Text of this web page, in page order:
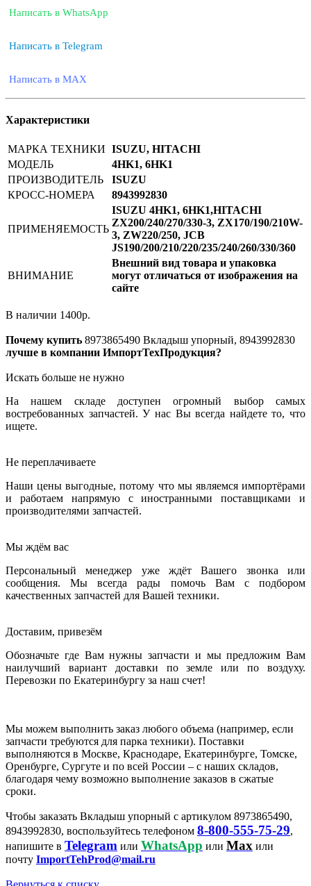
Написать в WhatsApp
Написать в Telegram
Написать в MAX
Характеристики
МАРКА ТЕХНИКИ ISUZU, HITACHI
МОДЕЛЬ
4HK1, 6HK1
ПРОИЗВОДИТЕЛЬ
ISUZU
КРОСС-НОМЕРА
8943992830
ПРИМЕНЯЕМОСТЬ
ISUZU 4HK1, 6HK1,HITACHI
ZX200/240/270/330-3, ZX170/190/210W-
3, ZW220/250, JCB
JS190/200/210/220/235/240/260/330/360
ВНИМАНИЕ
Внешний вид товара и упаковка
могут отличаться от изображения на
сайте
В наличии 1400р.
Почему купить 8973865490 Вкладыш упорный, 8943992830
лучше в компании ИмпортТехПродукция?
Искать больше не нужно
На нашем складе доступен огромный выбор самых
востребованных запчастей. У нас Вы всегда найдете то, что
ищете.
Не переплачиваете
Наши цены выгодные, потому что мы являемся импортёрами
и работаем напрямую с иностранными поставщиками и
производителями запчастей.
Мы ждём вас
Персональный менеджер уже ждёт Вашего звонка или
сообщения. Мы всегда рады помочь Вам с подбором
качественных запчастей для Вашей техники.
Доставим, привезём
Обозначьте где Вам нужны запчасти и мы предложим Вам
наилучший вариант доставки по земле или по воздуху.
Перевозки по Екатеринбургу за наш счет!
Мы можем выполнить заказ любого объема (например, если
запчасти требуются для парка техники). Поставки
выполняются в Москве, Краснодаре, Екатеринбурге, Томске,
Оренбурге, Сургуте и по всей России – с наших складов,
благодаря чему возможно выполнение заказов в сжатые
сроки.
Чтобы заказать Вкладыш упорный с артикулом 8973865490,
8943992830, воспользуйтесь телефоном 8-800-555-75-29,
напишите в Telegram или WhatsApp или Max или
почту ImportTehProd@mail.ru